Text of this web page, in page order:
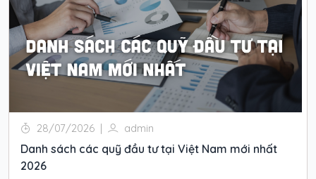
28/07/2026 | admin
Danh sách các quỹ đầu tư tại Việt Nam mới nhất
2026